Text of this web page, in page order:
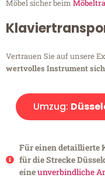
Möbel sicher beim
Vertrauen Sie auf unsere
wertvolles Instrument
Umzug:
Für einen detaillierte
für die Strecke
eineunverbindliche